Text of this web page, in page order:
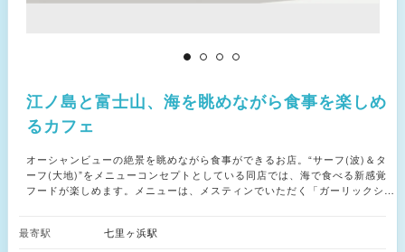
江ノ島と富士山、海を眺めながら食事を楽しめ
るカフェ
オーシャンビューの絶景を眺めながら食事ができるお店。“サーフ(波)＆タ
ーフ(大地)”をメニューコンセプトとしている同店では、海で食べる新感覚
フードが楽しめます。メニューは、メスティンでいただく「ガーリックシュ
最寄駅
七里ヶ浜駅